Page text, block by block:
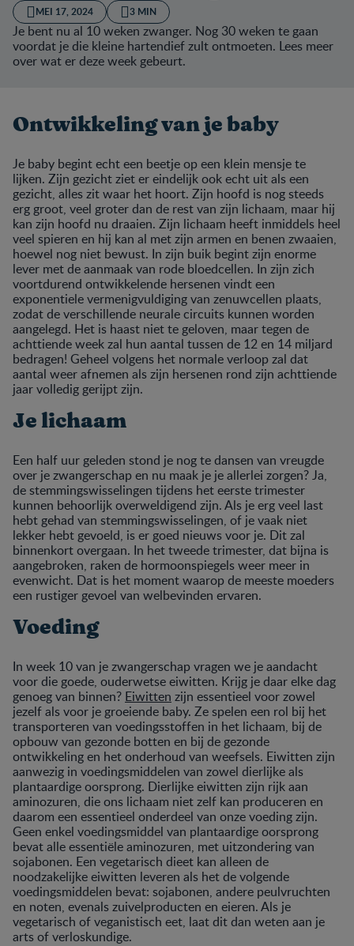
MEI 17, 2024 3 MIN
Je bent nu al 10 weken zwanger. Nog 30 weken te gaan
voordat je die kleine hartendief zult ontmoeten. Lees meer
over wat er deze week gebeurt.
Ontwikkeling van je baby
Je baby begint echt een beetje op een klein mensje te
lijken. Zijn gezicht ziet er eindelijk ook echt uit als een
gezicht, alles zit waar het hoort. Zijn hoofd is nog steeds
erg groot, veel groter dan de rest van zijn lichaam, maar hij
kan zijn hoofd nu draaien. Zijn lichaam heeft inmiddels heel
veel spieren en hij kan al met zijn armen en benen zwaaien,
hoewel nog niet bewust. In zijn buik begint zijn enorme
lever met de aanmaak van rode bloedcellen. In zijn zich
voortdurend ontwikkelende hersenen vindt een
exponentiele vermenigvuldiging van zenuwcellen plaats,
zodat de verschillende neurale circuits kunnen worden
aangelegd. Het is haast niet te geloven, maar tegen de
achttiende week zal hun aantal tussen de 12 en 14 miljard
bedragen! Geheel volgens het normale verloop zal dat
aantal weer afnemen als zijn hersenen rond zijn achttiende
jaar volledig gerijpt zijn.
Je lichaam
Een half uur geleden stond je nog te dansen van vreugde
over je zwangerschap en nu maak je je allerlei zorgen? Ja,
de stemmingswisselingen tijdens het eerste trimester
kunnen behoorlijk overweldigend zijn. Als je erg veel last
hebt gehad van stemmingswisselingen, of je vaak niet
lekker hebt gevoeld, is er goed nieuws voor je. Dit zal
binnenkort overgaan. In het tweede trimester, dat bijna is
aangebroken, raken de hormoonspiegels weer meer in
evenwicht. Dat is het moment waarop de meeste moeders
een rustiger gevoel van welbevinden ervaren.
Voeding
In week 10 van je zwangerschap vragen we je aandacht
voor die goede, ouderwetse eiwitten. Krijg je daar elke dag
genoeg van binnen? Eiwitten zijn essentieel voor zowel
jezelf als voor je groeiende baby. Ze spelen een rol bij het
transporteren van voedingsstoffen in het lichaam, bij de
opbouw van gezonde botten en bij de gezonde
ontwikkeling en het onderhoud van weefsels. Eiwitten zijn
aanwezig in voedingsmiddelen van zowel dierlijke als
plantaardige oorsprong. Dierlijke eiwitten zijn rijk aan
aminozuren, die ons lichaam niet zelf kan produceren en
daarom een essentieel onderdeel van onze voeding zijn.
Geen enkel voedingsmiddel van plantaardige oorsprong
bevat alle essentiële aminozuren, met uitzondering van
sojabonen. Een vegetarisch dieet kan alleen de
noodzakelijke eiwitten leveren als het de volgende
voedingsmiddelen bevat: sojabonen, andere peulvruchten
en noten, evenals zuivelproducten en eieren. Als je
vegetarisch of veganistisch eet, laat dit dan weten aan je
arts of verloskundige.